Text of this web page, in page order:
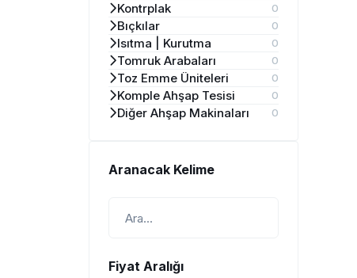
Kontrplak 0
Bıçkılar 0
Isıtma | Kurutma 0
Tomruk Arabaları 0
Toz Emme Üniteleri 0
Komple Ahşap Tesisi 0
Diğer Ahşap Makinaları 0
Aranacak Kelime
Fiyat Aralığı